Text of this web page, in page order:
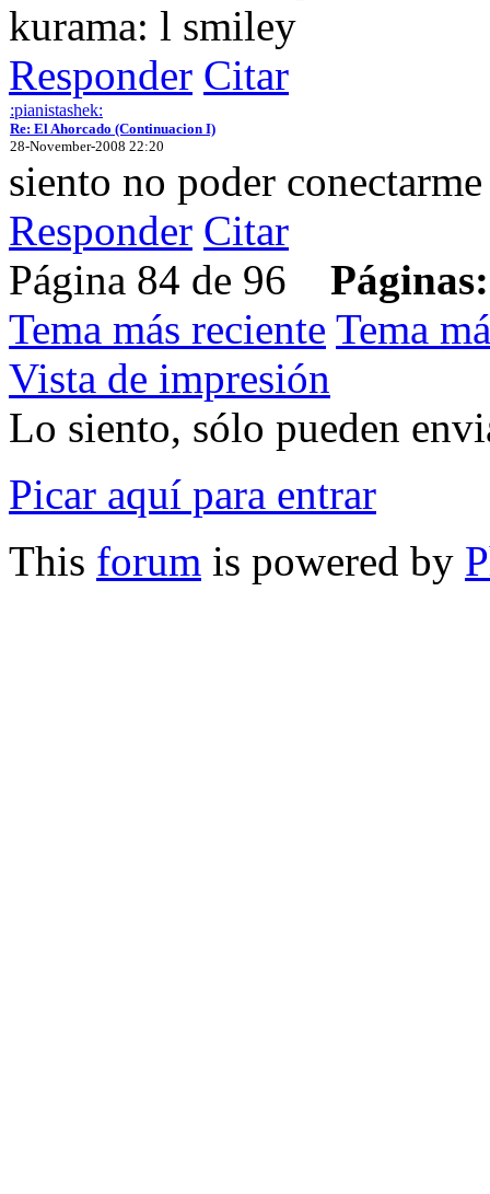
kurama: l
Responder Citar
:pianistashek:
Re: El Ahorcado (Continuacion I)
28-November-2008 22:20
siento no poder
Responder Citar
Página 84 de 96 Páginas:
Tema más reciente Tema
Vista de impresión
Lo siento, sólo pueden
Picar aquí para entrar
This forum is powered by